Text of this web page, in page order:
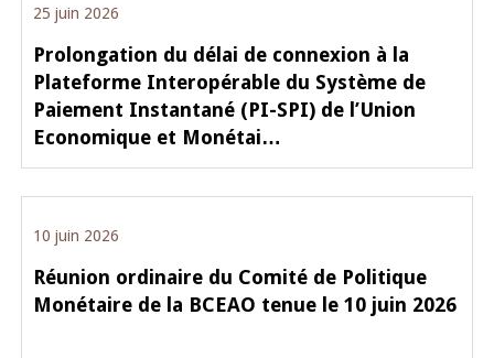
25 juin 2026
Prolongation du délai de connexion à la
Plateforme Interopérable du Système de
Paiement Instantané (PI-SPI) de l’Union
Economique et Monétai…
10 juin 2026
Réunion ordinaire du Comité de Politique
Monétaire de la BCEAO tenue le 10 juin 2026